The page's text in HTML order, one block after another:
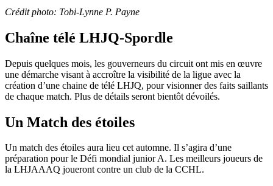
Crédit photo: Tobi-Lynne P. Payne
Chaîne télé LHJQ-Spordle
Depuis quelques mois, les gouverneurs du circuit ont mis en œuvre
une démarche visant à accroître la visibilité de la ligue avec la
création d’une chaine de télé LHJQ, pour visionner des faits saillants
de chaque match. Plus de détails seront bientôt dévoilés.
Un Match des étoiles
Un match des étoiles aura lieu cet automne. Il s’agira d’une
préparation pour le Défi mondial junior A. Les meilleurs joueurs de
la LHJAAAQ joueront contre un club de la CCHL.